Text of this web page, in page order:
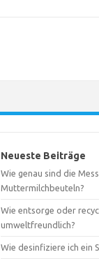
Neueste Beiträge
Wie genau sind die
Muttermilchbeuteln?
Wie entsorge oder
umweltfreundlich?
Wie desinfiziere ich ein